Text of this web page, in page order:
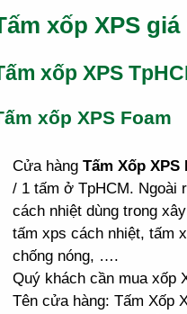
xốp XPS giá
xốp XPS
xốp XPS Foam
Cửa hàng Tấm Xốp XPS
/ 1 tấm ở TpHCM. Ngoài
cách nhiệt dùng trong
tấm xps cách nhiệt, tấm
chống nóng, ….
Quý khách cần mua xốp
Tên cửa hàng: Tấm Xốp